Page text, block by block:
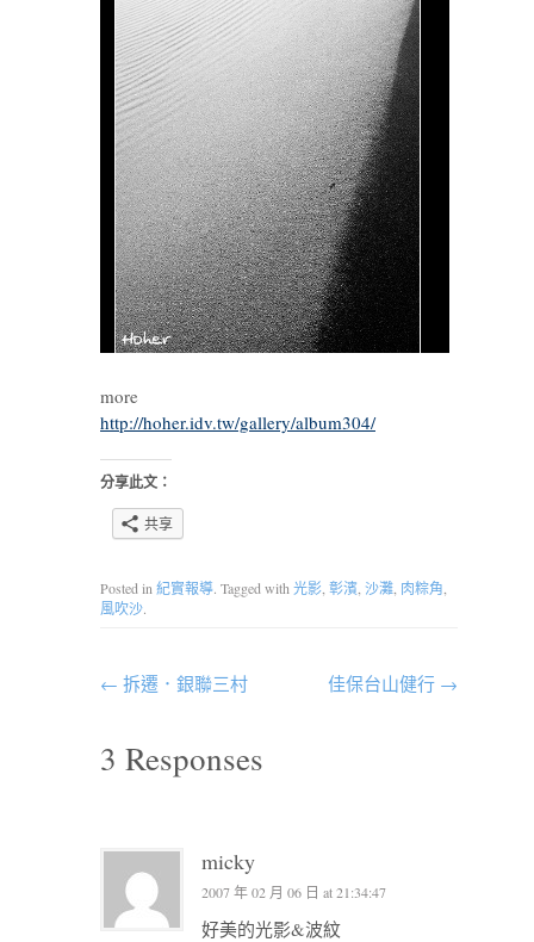
more
http://hoher.idv.tw/gallery/album304/
分享此文：
共享
Posted in 紀實報導. Tagged with 光影 彰濱 沙灘 肉粽角
風吹沙.
← 拆遷．銀聯三村 佳保台山健行 →
3 Responses
micky
2007 年 02 月 06 日 at 21:34:47
好美的光影&波紋